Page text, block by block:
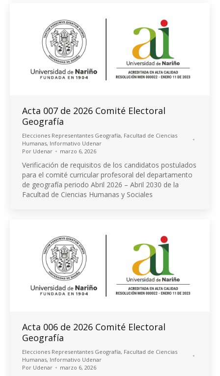
Acta 007 de 2026 Comité Electoral
Geografía
Elecciones Representantes Geografía, Facultad de Ciencias
Humanas, Informativo Udenar
Por Udenar marzo 6, 2026
Verificación de requisitos de los candidatos postulados
para el comité curricular profesoral del departamento
de geografía periodo Abril 2026 – Abril 2030 de la
Facultad de Ciencias Humanas y Sociales
Acta 006 de 2026 Comité Electoral
Geografía
Elecciones Representantes Geografía, Facultad de Ciencias
Humanas, Informativo Udenar
Por Udenar marzo 6, 2026